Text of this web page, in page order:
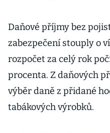
Daňové příjmy bez
zabezpečení stouply o
rozpočet za celý rok
procenta. Z daňových
výběr daně z přidané
tabákových výrobků.